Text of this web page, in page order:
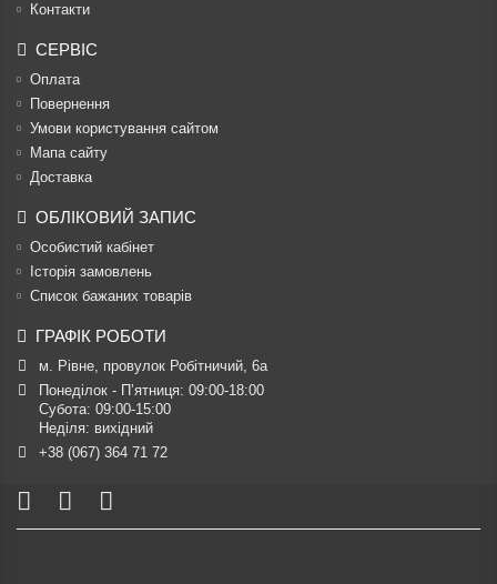
Контакти
СЕРВІС
Оплата
Повернення
Умови користування сайтом
Мапа сайту
Доставка
ОБЛІКОВИЙ ЗАПИС
Особистий кабінет
Історія замовлень
Список бажаних товарів
ГРАФІК РОБОТИ
м. Рівне, провулок Робітничий, 6а
Понеділок - П’ятниця: 09:00-18:00
Субота: 09:00-15:00
Неділя: вихідний
+38 (067) 364 71 72